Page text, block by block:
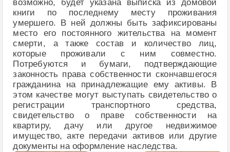
возможно, будет указана выписка из домовой
книги по последнему месту проживания
умершего. В ней должны быть зафиксированы
место его постоянного жительства на момент
смерти, а также состав и количество лиц,
которые проживали с ним совместно.
Потребуются и бумаги, подтверждающие
законность права собственности скончавшегося
гражданина на принадлежащие ему активы. В
этом качестве могут выступать свидетельство о
регистрации транспортного средства,
свидетельство о праве собственности на
квартиру, дачу или другое недвижимое
имущество, акте передачи активов или другие
документы на оформление наследства.